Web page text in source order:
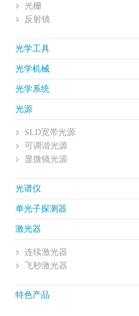
光栅
反射镜
光学工具
光学机械
光学系统
光源
SLD宽带光源
可调谐光源
显微镜光源
光谱仪
单光子探测器
激光器
连续激光器
飞秒激光器
特色产品